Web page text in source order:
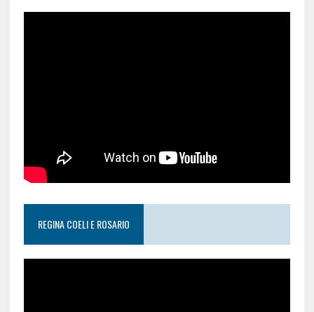
REGINA COELI E ROSARIO